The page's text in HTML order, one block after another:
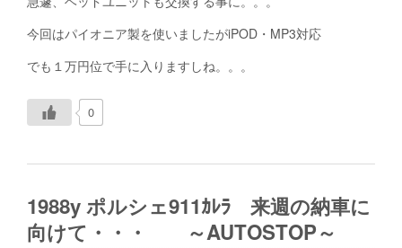
今回はパイオニア製を使いましたがiPOD・MP3対応
でも１万円位で手に入りますしね。。。
0
1988y ポルシェ911ｶﾚﾗ 来週の納車に
向けて・・・ ～AUTOSTOP～